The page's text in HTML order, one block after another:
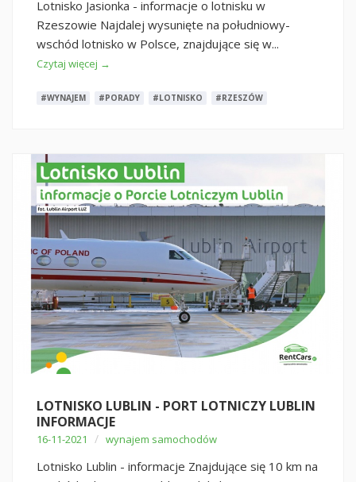
Lotnisko Jasionka - informacje o lotnisku w
Rzeszowie Najdalej wysunięte na południowy-
wschód lotnisko w Polsce, znajdujące się w...
Czytaj więcej →
#WYNAJEM #PORADY #LOTNISKO #RZESZÓW
LOTNISKO LUBLIN - PORT LOTNICZY LUBLIN
INFORMACJE
16-11-2021 / wynajem samochodów
Lotnisko Lublin - informacje Znajdujące się 10 km na